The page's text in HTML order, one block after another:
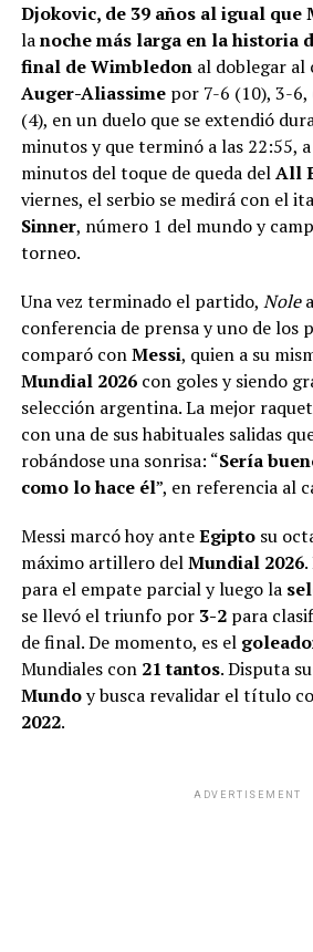
Djokovic, de 39 años al igual que
lanoche más larga en la historia
final de Wimbledonal doblegar al
Auger-Aliassimepor 7-6 (10), 3-6,
(4), en un duelo que se extendió
minutos y que terminó a las 22:55,
minutos del toque de queda delAll
viernes, el serbio se medirá con el
Sinner, número 1 del mundo y
torneo.
Una vez terminado el partido, Nole
conferencia de prensa y uno de los
comparó conMessi, quien a su
Mundial 2026con goles y siendo
selección argentina. La mejor
con una de sus habituales salidas
robándose una sonrisa: “Sería
como lo hace él”, en referencia al
Messi marcó hoy anteEgiptosu
máximo artillero delMundial 2026.
para el empate parcial y luego la
se llevó el triunfo por 3-2para
de final. De momento, es el
Mundiales con 21 tantos. Disputa
Mundoy busca revalidar el título
2022.
ADVERTISEMENT